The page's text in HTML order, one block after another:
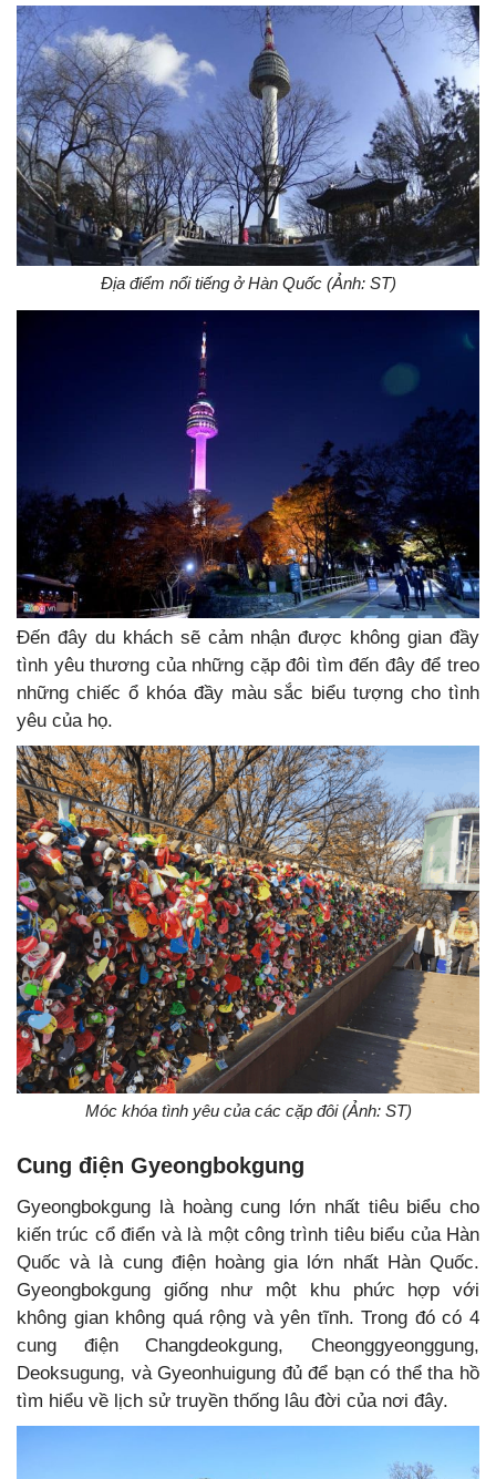
Địa điểm nổi tiếng ở Hàn Quốc (Ảnh: ST)
Đến đây du khách sẽ cảm nhận được không gian đầy
tình yêu thương của những cặp đôi tìm đến đây để treo
những chiếc ổ khóa đầy màu sắc biểu tượng cho tình
yêu của họ.
Móc khóa tình yêu của các cặp đôi (Ảnh: ST)
Cung điện Gyeongbokgung
Gyeongbokgung là hoàng cung lớn nhất tiêu biểu cho
kiến trúc cổ điển và là một công trình tiêu biểu của Hàn
Quốc và là cung điện hoàng gia lớn nhất Hàn Quốc.
Gyeongbokgung giống như một khu phức hợp với
không gian không quá rộng và yên tĩnh. Trong đó có 4
cung điện Changdeokgung, Cheonggyeonggung,
Deoksugung, và Gyeonhuigung đủ để bạn có thể tha hồ
tìm hiểu về lịch sử truyền thống lâu đời của nơi đây.